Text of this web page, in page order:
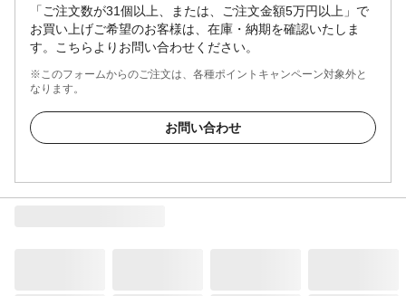
「ご注文数が31個以上、または、ご注文金額5万円以上」で
お買い上げご希望のお客様は、在庫・納期を確認いたしま
す。こちらよりお問い合わせください。
※このフォームからのご注文は、各種ポイントキャンペーン対象外と
なります。
お問い合わせ